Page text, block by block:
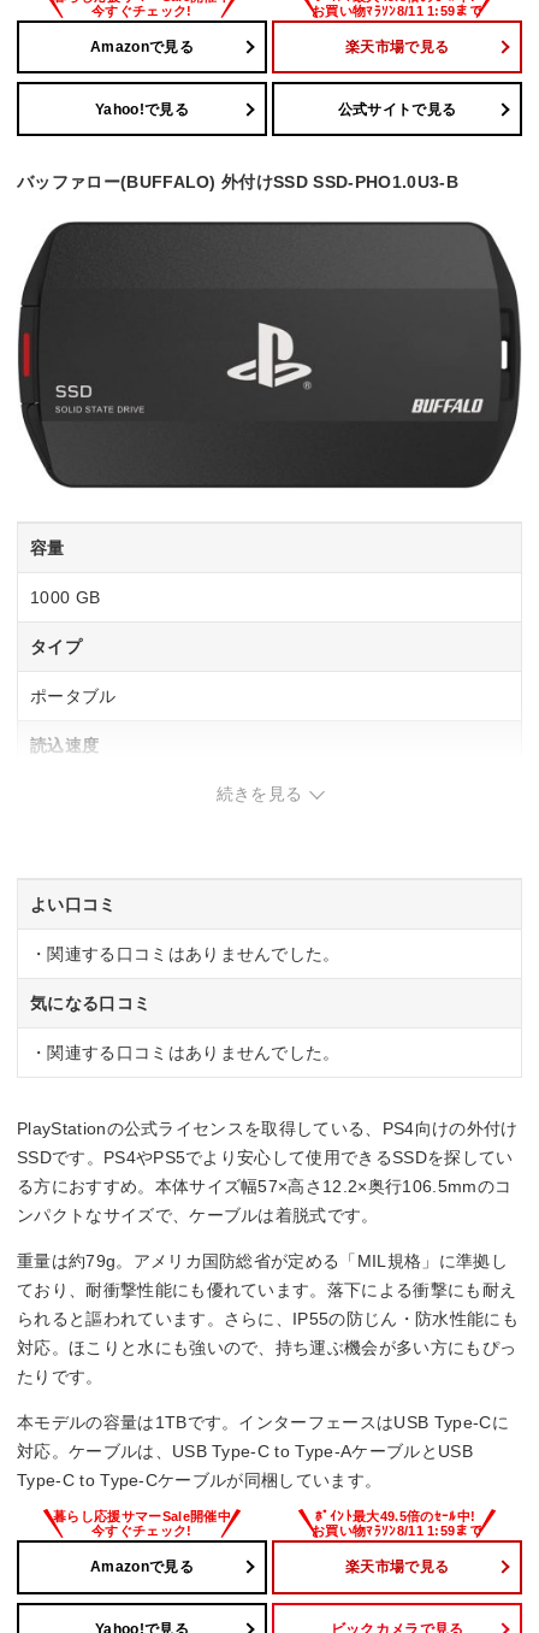
Amazonで見る 楽天市場で見る
Yahoo!で見る 公式サイトで見る
バッファロー(BUFFALO) 外付けSSD SSD-PHO1.0U3-B
容量
1000 GB
タイプ
ポータブル
読込速度
–
続きを見る
よい口コミ
・関連する口コミはありませんでした。
気になる口コミ
・関連する口コミはありませんでした。
PlayStationの公式ライセンスを取得している、PS4向けの外付け
SSDです。PS4やPS5でより安心して使用できるSSDを探してい
る方におすすめ。本体サイズ幅57×高さ12.2×奥行106.5mmのコ
ンパクトなサイズで、ケーブルは着脱式です。
重量は約79g。アメリカ国防総省が定める「MIL規格」に準拠し
ており、耐衝撃性能にも優れています。落下による衝撃にも耐え
られると謳われています。さらに、IP55の防じん・防水性能にも
対応。ほこりと水にも強いので、持ち運ぶ機会が多い方にもぴっ
たりです。
本モデルの容量は1TBです。インターフェースはUSB Type-Cに
対応。ケーブルは、USB Type-C to Type-AケーブルとUSB
Type-C to Type-Cケーブルが同梱しています。
Amazonで見る 楽天市場で見る
Yahoo!で見る ビックカメラで見る